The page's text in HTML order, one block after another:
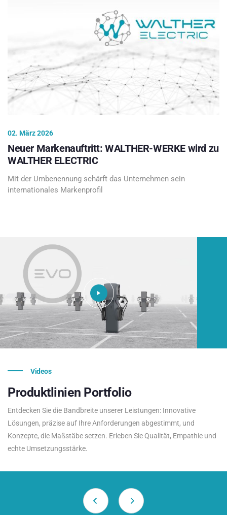
02. März 2026
Neuer Markenauftritt: WALTHER-WERKE wird zu
WALTHER ELECTRIC
Mit der Umbenennung schärft das Unternehmen sein
internationales Markenprofil
Videos
Produktlinien Portfolio
Entdecken Sie die Bandbreite unserer Leistungen: Innovative
Lösungen, präzise auf Ihre Anforderungen abgestimmt, und
Konzepte, die Maßstäbe setzen. Erleben Sie Qualität, Empathie und
echte Umsetzungsstärke.